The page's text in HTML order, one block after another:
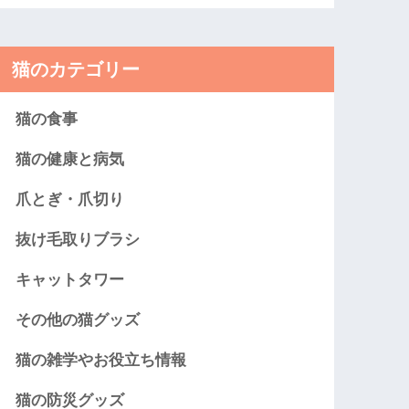
猫のカテゴリー
猫の食事
猫の健康と病気
爪とぎ・爪切り
抜け毛取りブラシ
キャットタワー
その他の猫グッズ
猫の雑学やお役立ち情報
猫の防災グッズ